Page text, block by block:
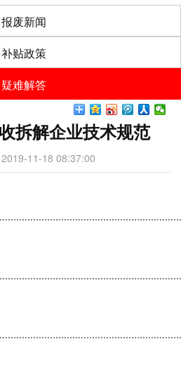
报废新闻
补贴政策
疑难解答
拆解企业技术规范
11-18 08:37:00